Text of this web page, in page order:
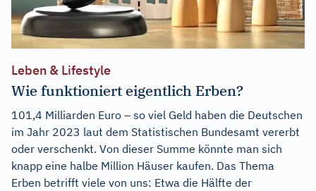
Leben & Lifestyle
Wie funktioniert eigentlich Erben?
101,4 Milliarden Euro – so viel Geld haben die Deutschen
im Jahr 2023 laut dem Statistischen Bundesamt vererbt
oder verschenkt. Von dieser Summe könnte man sich
knapp eine halbe Million Häuser kaufen. Das Thema
Erben betrifft viele von uns: Etwa die Hälfte der